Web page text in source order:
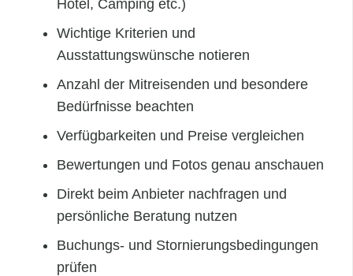
Hotel, Camping etc.)
Wichtige Kriterien und
Ausstattungswünsche notieren
Anzahl der Mitreisenden und besondere
Bedürfnisse beachten
Verfügbarkeiten und Preise vergleichen
Bewertungen und Fotos genau anschauen
Direkt beim Anbieter nachfragen und
persönliche Beratung nutzen
Buchungs- und Stornierungsbedingungen
prüfen